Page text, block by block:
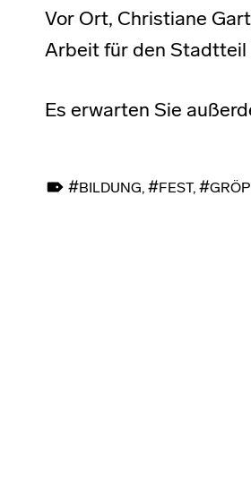
Vor Ort, Christiane
Arbeit für den Stadtteil
Es erwarten Sie
BILDUNG, FEST,